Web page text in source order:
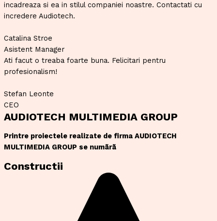
incadreaza si ea in stilul companiei noastre. Contactati cu
incredere Audiotech.
Catalina Stroe
Asistent Manager
Ati facut o treaba foarte buna. Felicitari pentru
profesionalism!
Stefan Leonte
CEO
AUDIOTECH MULTIMEDIA GROUP
Printre proiectele realizate de firma AUDIOTECH
MULTIMEDIA GROUP se numãrã
Constructii